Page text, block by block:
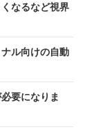
なるなど視界
ル向けの自動
要になりま